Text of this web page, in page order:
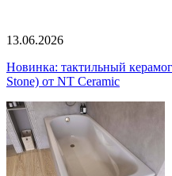
13.06.2026
Новинка: тактильный
Stone) от NT Ceramic